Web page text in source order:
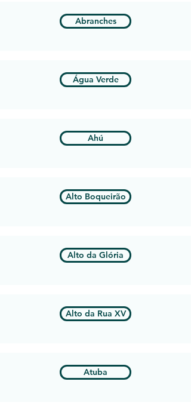
Abranches
Água Verde
Ahú
Alto Boqueirão
Alto da Glória
Alto da Rua XV
Atuba